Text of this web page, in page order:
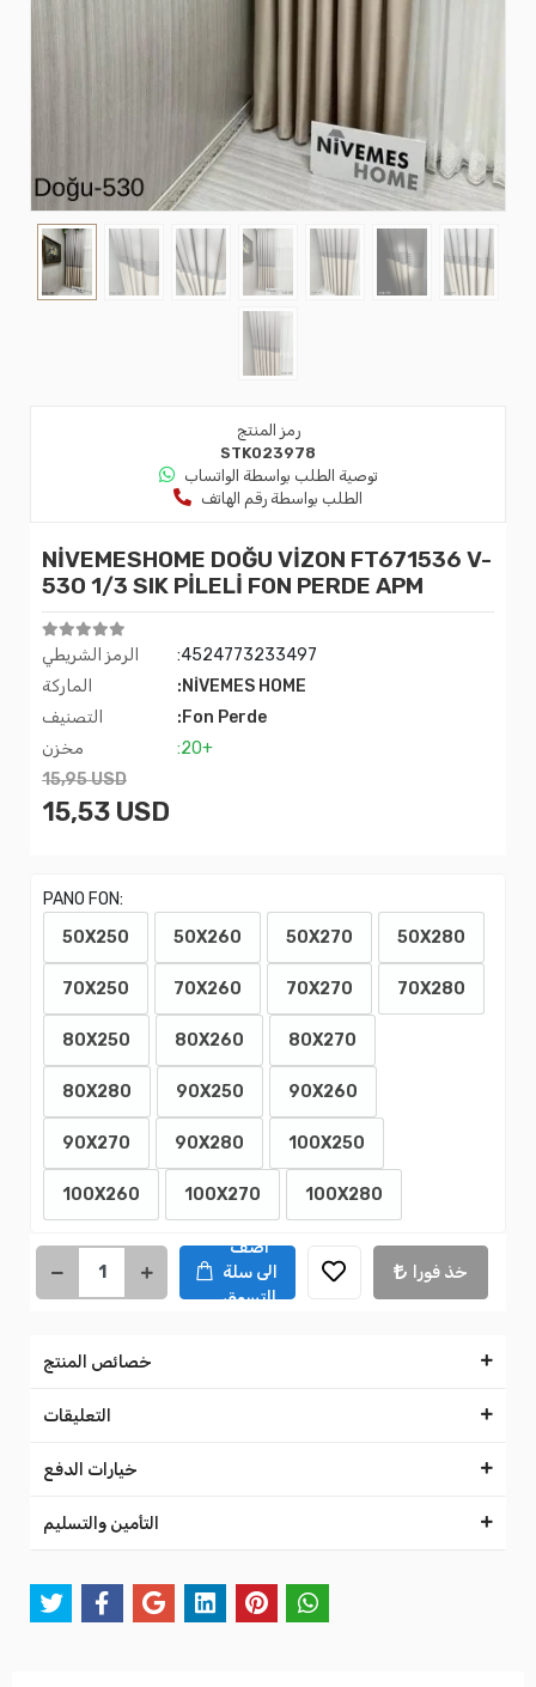
رمز المنتج
STK023978
توصية الطلب بواسطة الواتساب
الطلب بواسطة رقم الهاتف
NİVEMESHOME DOĞU VİZON FT671536 V-
530 1/3 SIK PİLELİ FON PERDE APM
الرمز الشريطي
:4524773233497
الماركة
:NİVEMES HOME
التصنيف
:Fon Perde
مخزن
:20+
15,95 USD
15,53 USD
PANO FON:
50X250
50X260 50X270 50X280
70X250 70X260 70X270 70X280
80X250 80X260 80X270
80X280 90X250 90X260
90X270 90X280 100X250
100X260 100X270 100X280
اضف
الى سلة
التسوق
خذ فورا
خصائص المنتج
التعليقات
خيارات الدفع
التأمين والتسليم